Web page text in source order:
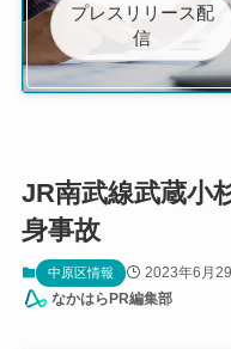
プレスリリース配
信
JR南武線武蔵小
身事故
中原区情報 2023年6月
なかはらPR編集部